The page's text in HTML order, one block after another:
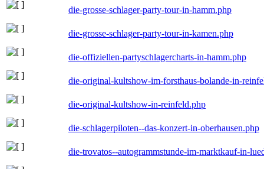
die-grosse-schlager-party-tour-in-hamm.php
die-grosse-schlager-party-tour-in-kamen.php
die-offiziellen-partyschlagercharts-in-hamm.php
die-original-kultshow-im-forsthaus-bolande-in-
die-original-kultshow-in-reinfeld.php
die-schlagerpiloten--das-konzert-in-oberhausen.php
die-trovatos--autogrammstunde-im-marktkauf-in-